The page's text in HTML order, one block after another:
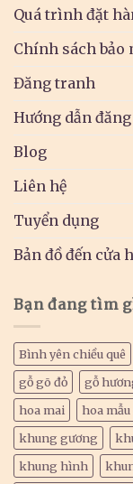
Quá trình đặt
Chính sách bảo
Đăng tranh
Hướng dẫn
Blog
Liên hệ
Tuyển dụng
Bản đồ đến cửa
Bạn đang tìm
Bình yên chiều quê
gỗ gõ đỏ
gỗ
hoa mai
hoa mẫu
khung gương
khung hình